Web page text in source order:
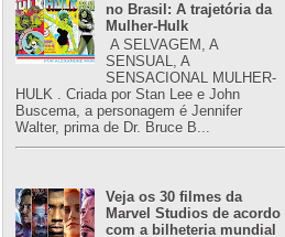
no Brasil: A trajetória da
Mulher-Hulk
A SELVAGEM, A
SENSUAL, A
SENSACIONAL MULHER-
HULK . Criada por Stan Lee e John
Buscema, a personagem é Jennifer
Walter, prima de Dr. Bruce B...
Veja os 30 filmes da
Marvel Studios de acordo
com a bilheteria mundial